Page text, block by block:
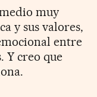
muy
y sus valores,
entre
Y creo que